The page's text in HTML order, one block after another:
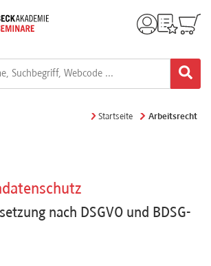
Startseite Arbeitsrecht
nach DSGVO und BDSG-